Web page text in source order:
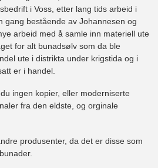
i Voss, etter lang tids arbeid i
gang bestående av Johannesen og
arbeid med å samle inn materiell ute
for alt bunadsølv som da ble
ute i distrikta under krigstida og i
er i handel.
ingen kopier, eller moderniserte
fra den eldste, og orginale
produsenter, da det er disse som